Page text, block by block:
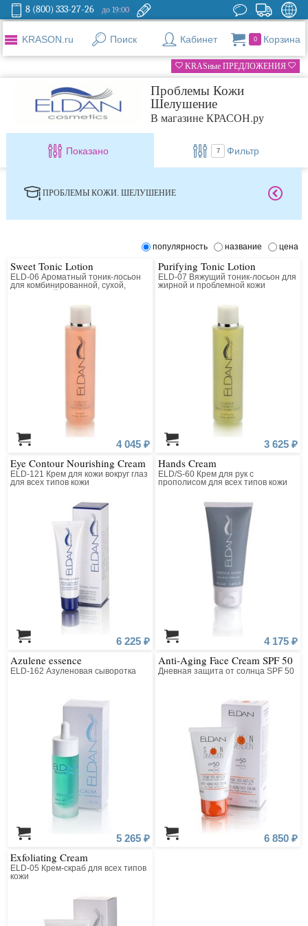
8 (800) 333-27-26 до 19:00
KRASON.ru Поиск Кабинет 0 Корзина
KRASные ПРЕДЛОЖЕНИЯ
Проблемы Кожи
Шелушение
В магазине КРАСОН.ру
Показано 7 Фильтр
ПРОБЛЕМЫ КОЖИ. ШЕЛУШЕНИЕ
популярность название цена
Sweet Tonic Lotion
ELD-06 Ароматный тоник-лосьон
для комбинированной, сухой,
4 045 ₽
Purifying Tonic Lotion
ELD-07 Вяжущий тоник-лосьон для
жирной и проблемной кожи
3 625 ₽
Eye Contour Nourishing Cream
ELD-121 Крем для кожи вокруг глаз
для всех типов кожи
6 225 ₽
Hands Cream
ELD/S-60 Крем для рук с
прополисом для всех типов кожи
4 175 ₽
Azulene essence
ELD-162 Азуленовая сыворотка
5 265 ₽
Anti-Aging Face Cream SPF 50
Дневная защита от солнца SPF 50
6 850 ₽
Exfoliating Cream
ELD-05 Крем-скраб для всех типов
кожи